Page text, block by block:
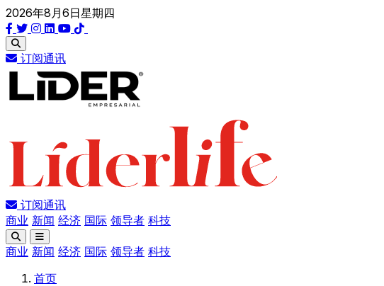
2026年8月6日星期四
订阅通讯
订阅通讯
商业 新闻 经济 国际 领导者 科技
商业 新闻 经济 国际 领导者 科技
首页